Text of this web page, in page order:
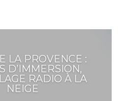
LA PROVENCE :
D’IMMERSION,
RADIO À LA
NEIGE